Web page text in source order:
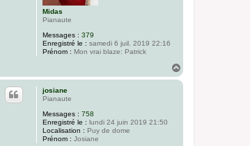
Midas
Pianaute
Messages : 379
Enregistré le : samedi 6 juil. 2019 22:16
Prénom : Mon vrai blaze: Patrick
u
josiane
Pianaute
Messages : 758
Enregistré le : lundi 24 juin 2019 21:50
Localisation : Puy de dome
Prénom : Josiane